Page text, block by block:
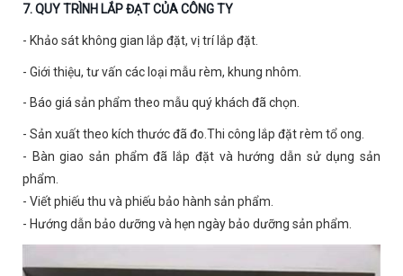
7.QUY TRÌNH LẮP ĐẠT CỦA CÔNG TY
- Khảo sát không gian lắp đặt, vị trí lắp đặt.
- Giới thiệu, tư vấn các loại mẫu rèm, khung nhôm.
- Báo giá sản phẩm theo mẫu quý khách đã chọn.
- Sản xuất theo kích thước đã đo.Thi công lắp đặt rèm tổ ong.
- Bàn giao sản phẩm đã lắp đặt và hướng dẫn sử dụng sản
phẩm.
- Viết phiếu thu và phiếu bảo hành sản phẩm.
- Hướng dẫn bảo dưỡng và hẹn ngày bảo dưỡng sản phẩm.